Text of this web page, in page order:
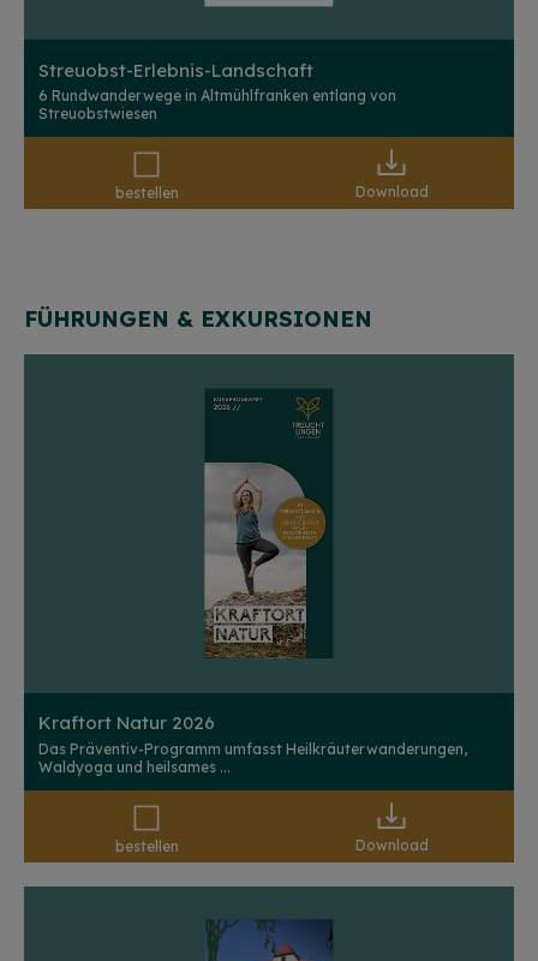
Streuobst-Erlebnis-Landschaft
6 Rundwanderwege in Altmühlfranken entlang von
Streuobstwiesen
bestellen Download
FÜHRUNGEN & EXKURSIONEN
Kraftort Natur 2026
Das Präventiv-Programm umfasst Heilkräuterwanderungen,
Waldyoga und heilsames ...
bestellen Download